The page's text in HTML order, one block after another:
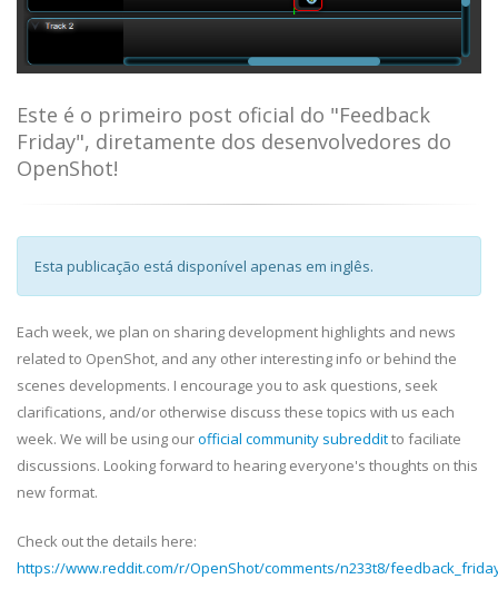
Este é o primeiro post oficial do "Feedback
Friday", diretamente dos desenvolvedores do
OpenShot!
Esta publicação está disponível apenas em inglês.
Each week, we plan on sharing development highlights and news
related to OpenShot, and any other interesting info or behind the
scenes developments. I encourage you to ask questions, seek
clarifications, and/or otherwise discuss these topics with us each
week. We will be using ourofficial community subredditto faciliate
discussions. Looking forward to hearing everyone's thoughts on this
new format.
Check out the details here:
https://www.reddit.com/r/OpenShot/comments/n233t8/